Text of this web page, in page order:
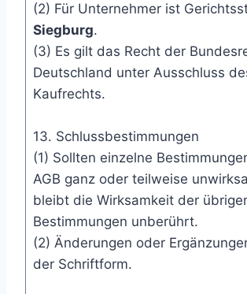
(2) Für Unternehmer ist
Siegburg.
(3) Es gilt das Recht der
Deutschland unter Ausschluss
Kaufrechts.
13. Schlussbestimmungen
(1) Sollten einzelne
AGB ganz oder teilweise
bleibt die Wirksamkeit der
Bestimmungen unberührt.
(2) Änderungen oder
der Schriftform.